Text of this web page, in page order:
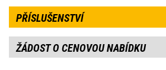
PŘÍSLUŠENSTVÍ
ŽÁDOST O CENOVOU NABÍDKU